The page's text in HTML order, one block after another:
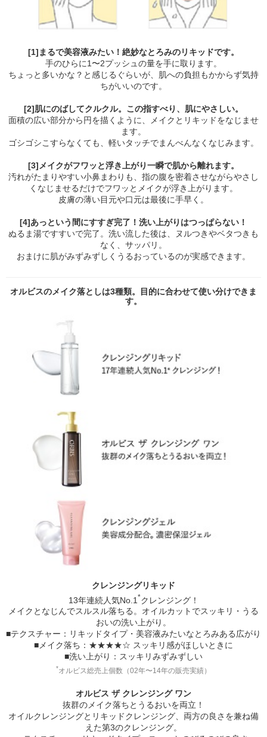
[1]まるで美容液みたい！絶妙なとろみのリキッドです。
手のひらに1〜2プッシュの量を手に取ります。
ちょっと多いかな？と感じるぐらいが、肌への負担もかからず気持
ちがいいのです。
[2]肌にのばしてクルクル。この指すべり、肌にやさしい。
面積の広い部分から円を描くように、メイクとリキッドをなじませ
ます。
ゴシゴシこすらなくても、軽いタッチでまんべんなくなじみます。
[3]メイクがフワッと浮き上がり一瞬で肌から離れます。
汚れがたまりやすい小鼻まわりも、指の腹を密着させながらやさし
くなじませるだけでフワッとメイクが浮き上がります。
皮膚の薄い目元や口元は最後に手早く。
[4]あっという間にすすぎ完了！洗い上がりはつっぱらない！
ぬるま湯ですすいで完了。洗い流した後は、ヌルつきやベタつきも
なく、サッパリ。
おまけに肌がみずみずしくうるおっているのが実感できます。
オルビスのメイク落としは3種類。目的に合わせて使い分けできま
す。
クレンジングリキッド
13年連続人気No.1 *クレンジング！
メイクとなじんでスルスル落ちる。オイルカットでスッキリ・うる
おいの洗い上がり。
■テクスチャー：リキッドタイプ・美容液みたいなとろみある広がり
■メイク落ち：★★★★☆ スッキリ感がほしいときに
■洗い上がり：スッキリみずみずしい
*オルビス総売上個数（02年〜14年の販売実績）
オルビス ザ クレンジング ワン
抜群のメイク落ちとうるおいを両立！
オイルクレンジングとリキッドクレンジング、両方の良さを兼ね備
えた第3のクレンジング。